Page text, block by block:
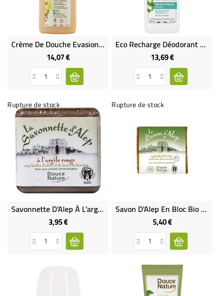
Crème De Douche Evasion Au Lait De Vanille - 1 L
14,07 €Prix
Eco Recharge Déodorant Aloe Vera Bio Et Équitable
13,69 €Prix
Rupture de stock
Savonnette D'Alep À L'argile Rouge Et Aux Huiles D'olive Et De Baies De Laurier
3,95 €Prix
Rupture de stock
Savon D'Alep En Bloc Bio - 200 G
5,40 €Prix